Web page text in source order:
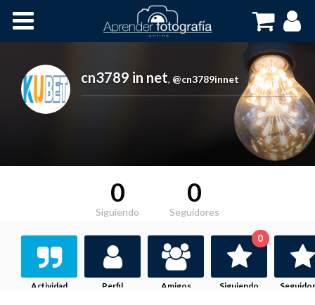
Cursos OnLine
cn3789 in net, @cn3789innet
0
Siguiendo
0
Seguidores
Actividad Perfil Amigos Siguiendo
0